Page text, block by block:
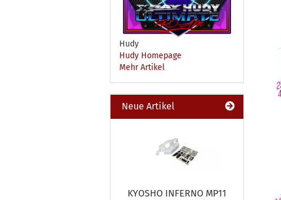
Hudy
Hudy Homepage
Mehr Artikel
Neue Artikel
KYOSHO INFERNO MP11